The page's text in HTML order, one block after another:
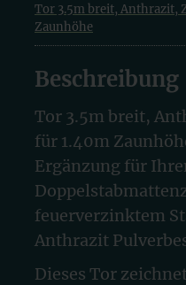
Tor 3.5m breit, Anthrazit,
Zaunhöhe
Beschreibung
Tor 3.5m breit,
für 1.40m
Ergänzung für
feuerverzinktem
Anthrazit
Dieses Tor